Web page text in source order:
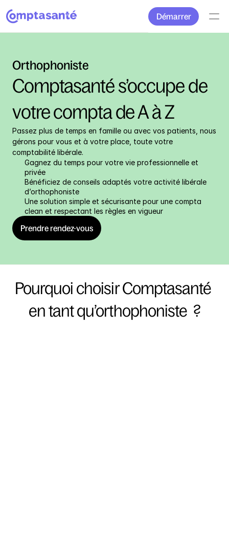
Démarrer
Orthophoniste
Comptasanté s’occupe de
votre compta de A à Z
Passez plus de temps en famille ou avec vos patients, nous
gérons pour vous et à votre place, toute votre
comptabilité libérale.
Gagnez du temps pour votre vie professionnelle et
privée
Bénéficiez de conseils adaptés votre activité libérale
d’orthophoniste
Une solution simple et sécurisante pour une compta
clean et respectant les règles en vigueur
Prendre rendez-vous
Pourquoi choisir Comptasanté
en tant qu’orthophoniste  ?